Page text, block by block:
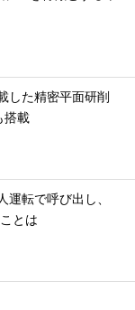
した精密平面研削
搭載
運転で呼び出し、
とは